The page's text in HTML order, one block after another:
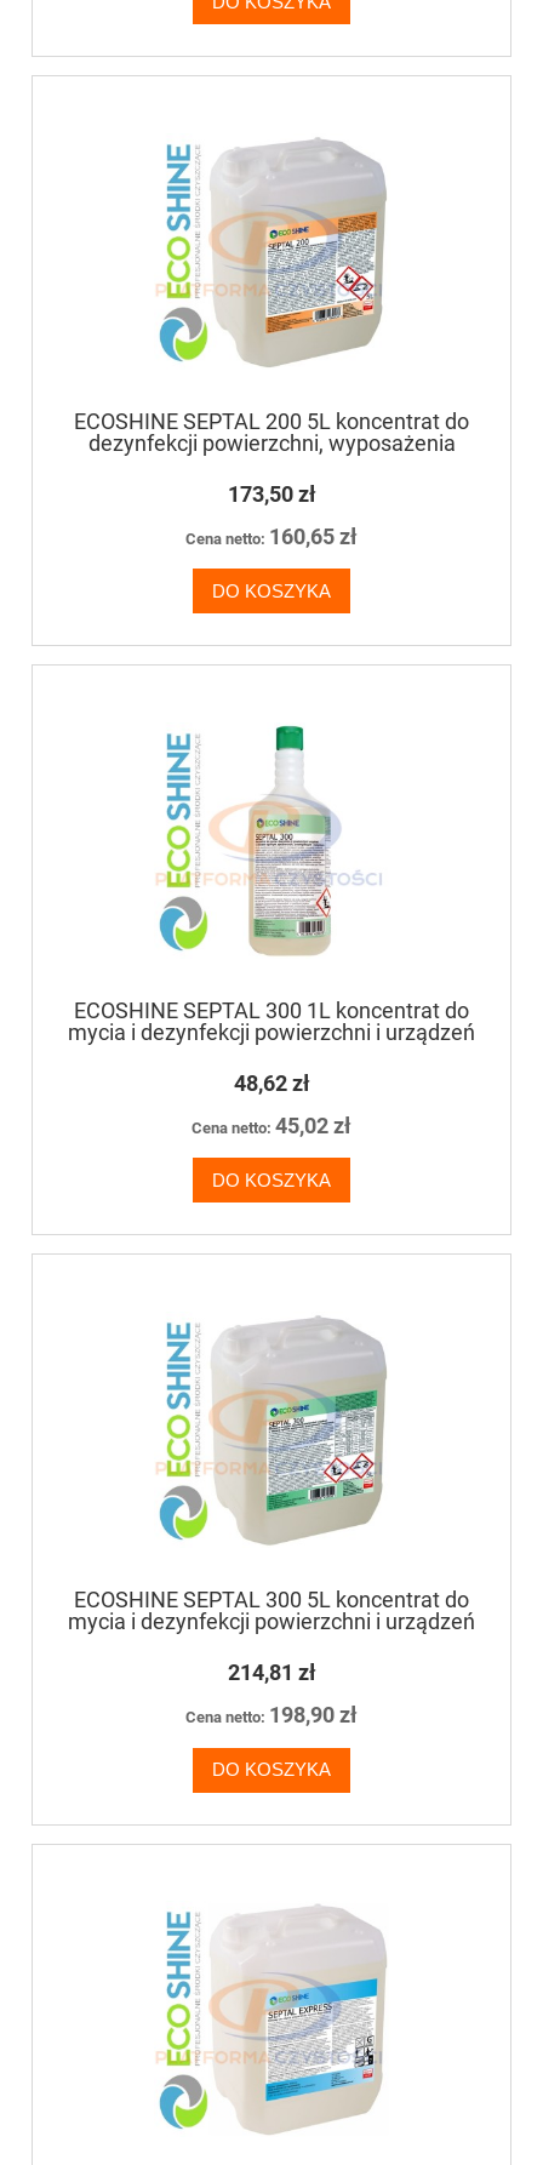
ECOSHINE SEPTAL 200 5L koncentrat do
dezynfekcji powierzchni, wyposażenia
173,50 zł
Cena netto: 160,65 zł
DO KOSZYKA
ECOSHINE SEPTAL 300 1L koncentrat do
mycia i dezynfekcji powierzchni i urządzeń
48,62 zł
Cena netto: 45,02 zł
DO KOSZYKA
ECOSHINE SEPTAL 300 5L koncentrat do
mycia i dezynfekcji powierzchni i urządzeń
214,81 zł
Cena netto: 198,90 zł
DO KOSZYKA